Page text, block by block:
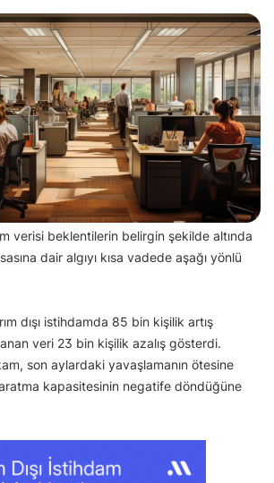
verisi beklentilerin belirgin şekilde altında
dair algıyı kısa vadede aşağı yönlü
dışı istihdamda 85 bin kişilik artış
veri 23 bin kişilik azalış gösterdi.
son aylardaki yavaşlamanın ötesine
kapasitesinin negatife döndüğüne